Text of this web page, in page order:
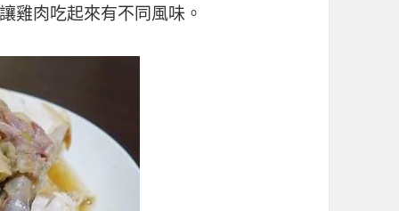
雞肉吃起來有不同風味。